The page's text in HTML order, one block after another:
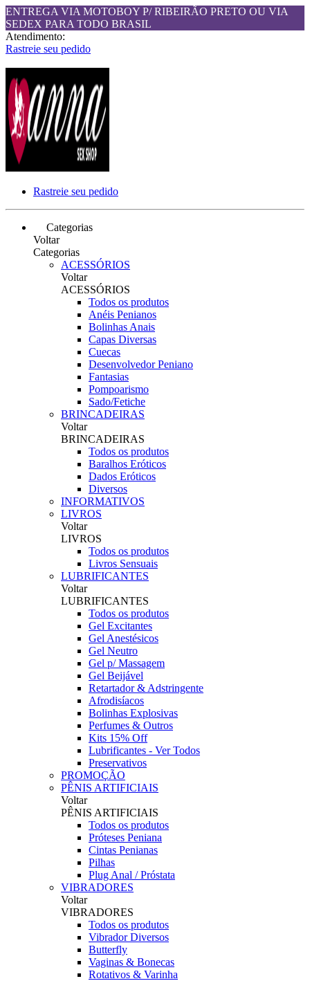
ENTREGA VIA MOTOBOY P/ RIBEIRÃO PRETO OU VIA
SEDEX PARA TODO BRASIL
Atendimento:
Rastreie seu pedido
Rastreie seu pedido
Categorias
Voltar
Categorias
ACESSÓRIOS
Voltar
ACESSÓRIOS
Todos os produtos
Anéis Penianos
Bolinhas Anais
Capas Diversas
Cuecas
Desenvolvedor Peniano
Fantasias
Pompoarismo
Sado/Fetiche
BRINCADEIRAS
Voltar
BRINCADEIRAS
Todos os produtos
Baralhos Eróticos
Dados Eróticos
Diversos
INFORMATIVOS
LIVROS
Voltar
LIVROS
Todos os produtos
Livros Sensuais
LUBRIFICANTES
Voltar
LUBRIFICANTES
Todos os produtos
Gel Excitantes
Gel Anestésicos
Gel Neutro
Gel p/ Massagem
Gel Beijável
Retartador & Adstringente
Afrodisíacos
Bolinhas Explosivas
Perfumes & Outros
Kits 15% Off
Lubrificantes - Ver Todos
Preservativos
PROMOÇÃO
PÊNIS ARTIFICIAIS
Voltar
PÊNIS ARTIFICIAIS
Todos os produtos
Próteses Peniana
Cintas Penianas
Pilhas
Plug Anal / Próstata
VIBRADORES
Voltar
VIBRADORES
Todos os produtos
Vibrador Diversos
Butterfly
Vaginas & Bonecas
Rotativos & Varinha